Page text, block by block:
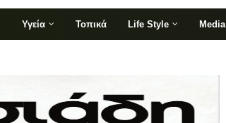
Υγεία Τοπικά Life Style Media